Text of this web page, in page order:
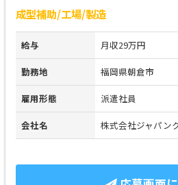
成型補助/工場/製造
給与 月収29万円
勤務地 福岡県朝倉市
雇用形態 派遣社員
会社名 株式会社ジャパン